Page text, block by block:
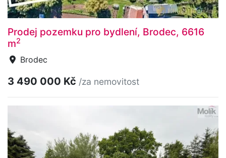
Prodej pozemku pro bydlení, Brodec, 6616
m2
Brodec
3 490 000 Kč /za nemovitost